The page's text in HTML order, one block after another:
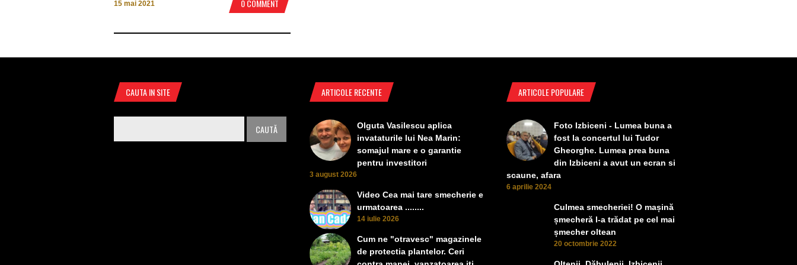
15 mai 2021 0 COMMENT
CAUTA IN SITE ARTICOLE RECENTE
Olguta Vasilescu aplica
invataturile lui Nea Marin:
somajul mare e o garantie
pentru investitori
3 august 2026
Video Cea mai tare smecherie e
urmatoarea ........
14 iulie 2026
Cum ne "otravesc" magazinele
de protectia plantelor. Ceri
ARTICOLE POPULARE
Foto Izbiceni - Lumea buna a
fost la concertul lui Tudor
Gheorghe. Lumea prea buna
din Izbiceni a avut un ecran si
scaune, afara
6 aprilie 2024
Culmea smecheriei! O mașină
șmecheră l-a trădat pe cel mai
șmecher oltean
20 octombrie 2022